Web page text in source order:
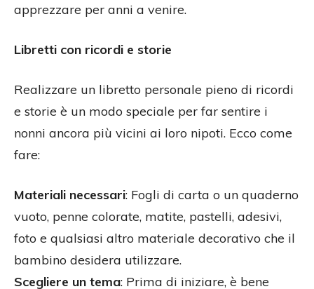
apprezzare per anni a venire.
Libretti con ricordi e storie
Realizzare un libretto personale pieno di ricordi
e storie è un modo speciale per far sentire i
nonni ancora più vicini ai loro nipoti. Ecco come
fare:
Materiali necessari: Fogli di carta o un quaderno
vuoto, penne colorate, matite, pastelli, adesivi,
foto e qualsiasi altro materiale decorativo che il
bambino desidera utilizzare.
Scegliere un tema: Prima di iniziare, è bene